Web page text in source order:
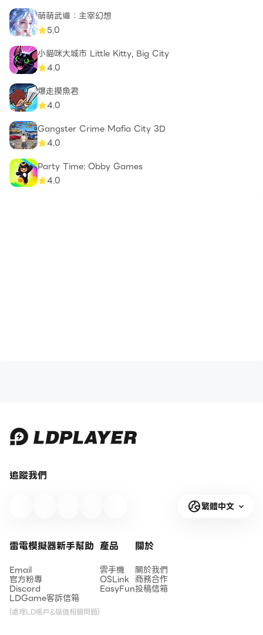
萌萌武道：主宰幻想
5.0
小貓咪大城市 Little Kitty, Big City
4.0
爆走摸魚君
4.0
Gangster Crime Mafia City 3D
4.0
Party Time: Obby Games
4.0
追蹤我們
繁體中文
雷電模擬器新手幫助
Email
官方粉專
Discord
LDGame客訴信箱
(處理LD帳戶&儲值相關問題)
產品
雲手機
OSLink
EasyFun
關於
關於我們
商務合作
投稿信箱